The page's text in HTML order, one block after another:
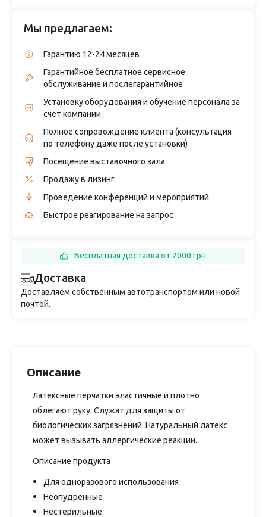
Мы предлагаем:
Гарантию 12-24 месяцев
Гарантийное бесплатное сервисное
обслуживание и послегарантийное
Установку оборудования и обучение персонала за
счет компании
Полное сопровождение клиента (консультация
по телефону даже после установки)
Посещение выставочного зала
Продажу в лизинг
Проведение конференций и мероприятий
Быстрое реагирование на запрос
Доставка
Доставляем собственным автотранспортом или новой
почтой.
Бесплатная доставка от 2000 грн
Описание
Латексные перчатки эластичные и плотно
облегают руку. Служат для защиты от
биологических загрязнений. Натуральный латекс
может вызывать аллергические реакции.
Описание продукта
Для одноразового использования
Неопудренные
Нестерильные